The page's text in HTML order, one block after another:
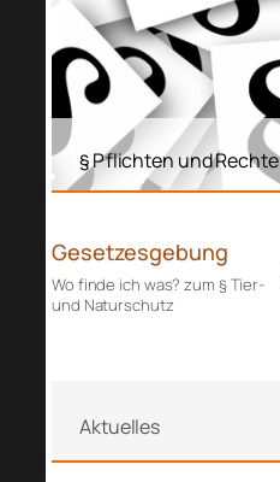
§ Pflichten und Rechte
Gesetzesgebung
Wo finde ich was? zum § Tier-
und Naturschutz
Aktuelles